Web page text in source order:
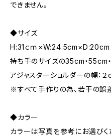
できません。
◆サイズ
H:31ｃｍ×W:24.5cm×D:20cm
持ち手のサイズの35cm・55cm
アジャスターショルダーの幅：
※すべて手作りの為、若干の誤
◆カラー
カラーは写真を参考にお選びく